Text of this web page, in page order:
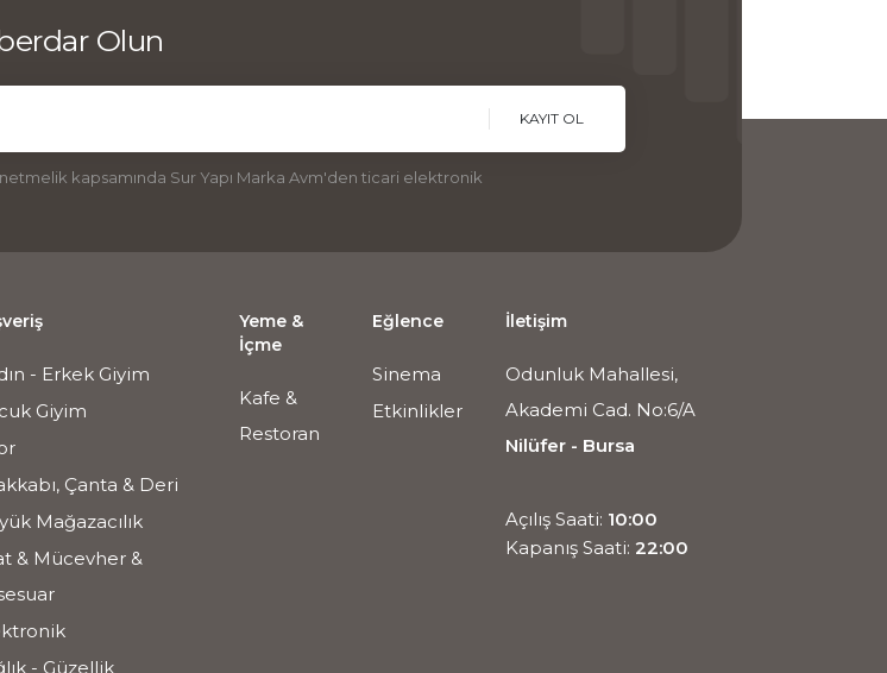
Olun
KAYIT OL
kapsamında Sur Yapı Marka Avm'den ticari elektronik
- Erkek Giyim
Giyim
Çanta & Deri
Mağazacılık
& Mücevher &
- Güzellik
Yeme &
İçme
Kafe &
Restoran
Eğlence
Sinema
Etkinlikler
İletişim
Odunluk Mahallesi,
Akademi Cad. No:6/A
Nilüfer - Bursa
Açılış Saati: 10:00
Kapanış Saati: 22:00